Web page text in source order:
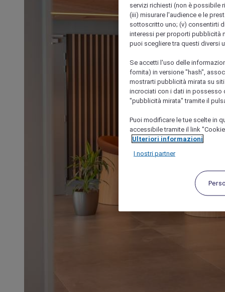
servizi richiesti (non è possibile
(iii) misurare l'audience e le
sottoscritto uno; (v) consentirti
interessi per proporti pubblicità
puoi scegliere tra questi diversi
Se accetti l'uso delle
fornita) in versione "hash",
mostrarti pubblicità mirata su
incrociati con i dati in possesso
"pubblicità mirata" tramite il
Puoi modificare le tue scelte in
accessibile tramite il link
Ulteriori informazioni
I nostri partner